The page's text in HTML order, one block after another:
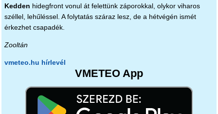
Kedden hidegfront vonul át felettünk záporokkal, olykor viharos
széllel, lehűléssel. A folytatás száraz lesz, de a hétvégén ismét
érkezhet csapadék.
Zooltán
vmeteo.hu hírlevél
VMETEO App